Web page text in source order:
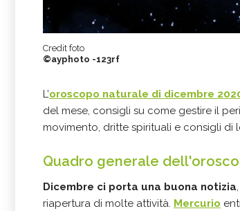
Credit foto
©ayphoto -123rf
L’oroscopo naturale di dicembre
del mese, consigli su come gestire il
movimento, dritte spirituali e consigli di
Quadro generale
Dicembre ci porta una buona notizia
riapertura di molte attività. Mercurio